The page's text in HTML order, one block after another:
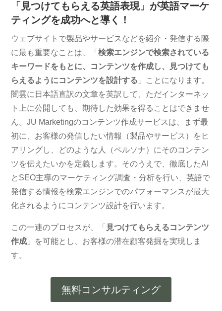
「見つけてもらえる英語表現」が英語マーケ
ティングを成功へと導く！
ウェブサイトで製品やサービスなどを紹介・発信する際
に最も重要なことは、「検索エンジンで検索されている
キーワードをもとに、コンテンツを作成し、見つけても
らえるようにコンテンツを設計する 」ことになります。
闇雲に日本語直訳の文章を英訳して、ただインターネッ
ト上に公開しても、期待した効果を得ることはできませ
ん。JU Marketingのコンテンツ作成サービスは、まず最
初に、お客様の発信したい情報（製品やサービス）をヒ
アリングし、どのような人（ペルソナ）にそのコンテン
ツを伝えたいかを定義します。そのうえで、徹底したAI
とSEO主導のマーケティング調査・分析を行い、英語で
発信する情報を検索エンジンでのパフォーマンスが最大
化されるようにコンテンツ設計を行います。
この一連のプロセスが、「 見つけてもらえるコンテンツ
作成 」を可能とし、お客様の潜在顧客発掘を実現しま
す。
無料コンサルティング